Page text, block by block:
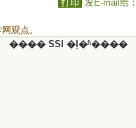
打印 发E-mail给
观点。
���� SSI �ļ�ʱ����